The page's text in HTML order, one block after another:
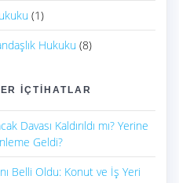
(1)
Hukuku (8)
İÇTIHATLAR
Davası Kaldırıldı mı? Yerine
Geldi?
Belli Oldu: Konut ve İş Yeri